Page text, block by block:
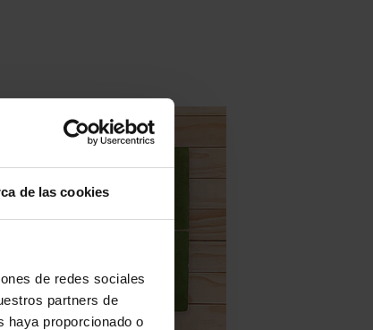
de las cookies
de redes sociales
partners de
haya proporcionado o